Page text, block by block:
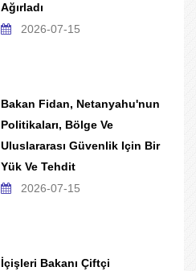
Ağırladı
2026-07-15
Bakan Fidan, Netanyahu'nun
Politikaları, Bölge Ve
Uluslararası Güvenlik Için Bir
Yük Ve Tehdit
2026-07-15
İçişleri Bakanı Çiftçi